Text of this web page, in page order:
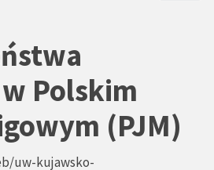
Polskim
(PJM)
uw-kujawsko-